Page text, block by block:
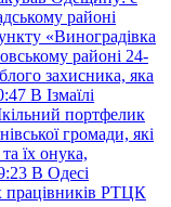
районі
«Виноградівка
районі 24-
захисника, яка
В Ізмаїлі
портфелик
громади, які
їх онука,
В Одесі
працівників РТЦК